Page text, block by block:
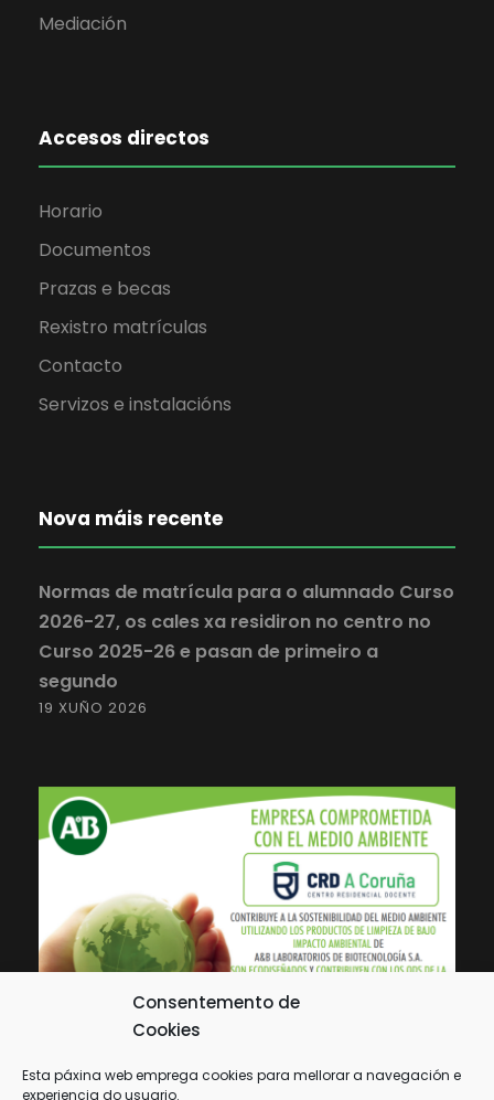
Consentemento de
Cookies
Esta páxina web emprega cookies para mellorar a navegación e
experiencia do usuario.
Mediación
Accesos directos
Horario
Documentos
Prazas e becas
Rexistro matrículas
Contacto
Servizos e instalacións
Nova máis recente
Normas de matrícula para o alumnado Curso
2026-27, os cales xa residiron no centro no
Curso 2025-26 e pasan de primeiro a
segundo
19 XUÑO 2026